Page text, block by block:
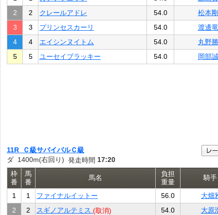
2
2 クレールアドレ 54.0
松本剛
3
3 プリンセスカーリ 54.0
渡邊竜
4
4 エイシンヌイトム 54.0
丸野勝
5
5 ユーセイブラッキー 54.0 岡部誠
11R Ｃ級サバイバルＣ級
ダ 1400m(右回り) 発走時間 17:20
枠
番
馬
番
馬名
負担
重量
騎手
1 1 ファイナルイットー 56.0
大畑
2
2 スギノアルテミス (取消) 54.0
大原